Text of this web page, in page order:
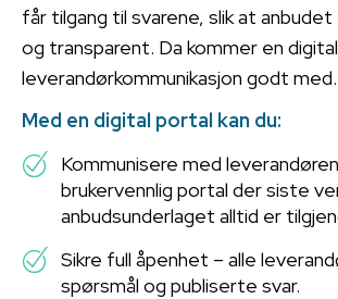
får tilgang til svarene, slik at
og transparent. Da kommer en
leverandørkommunikasjon godt med.
Med en digital portal kan du:
Kommunisere med
brukervennlig portal der siste
anbudsunderlaget alltid er
Sikre full åpenhet – alle
spørsmål og publiserte svar.